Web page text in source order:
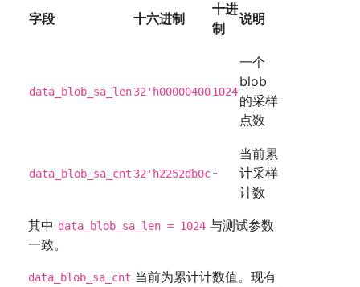
字段 十六进制
十进
制
说明
data_blob_sa_len32'h000004001024
一个
blob
的采样
点数
data_blob_sa_cnt 32'h2252db0c-
当前累
计采样
计数
其中 data_blob_sa_len = 1024 与测试参数
一致。
data_blob_sa_cnt 当前为累计计数值。现有